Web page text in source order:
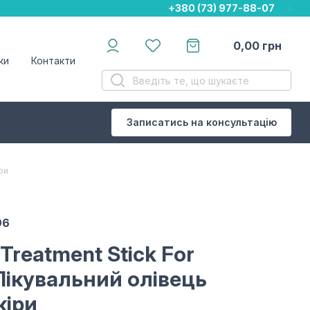
+380 (73) 977-88-07
+380 (73) 977-88-07
+380 (73) 977-88-07
Контакти
0,00 грн
Записатись на консультацію
Stick For
олівець